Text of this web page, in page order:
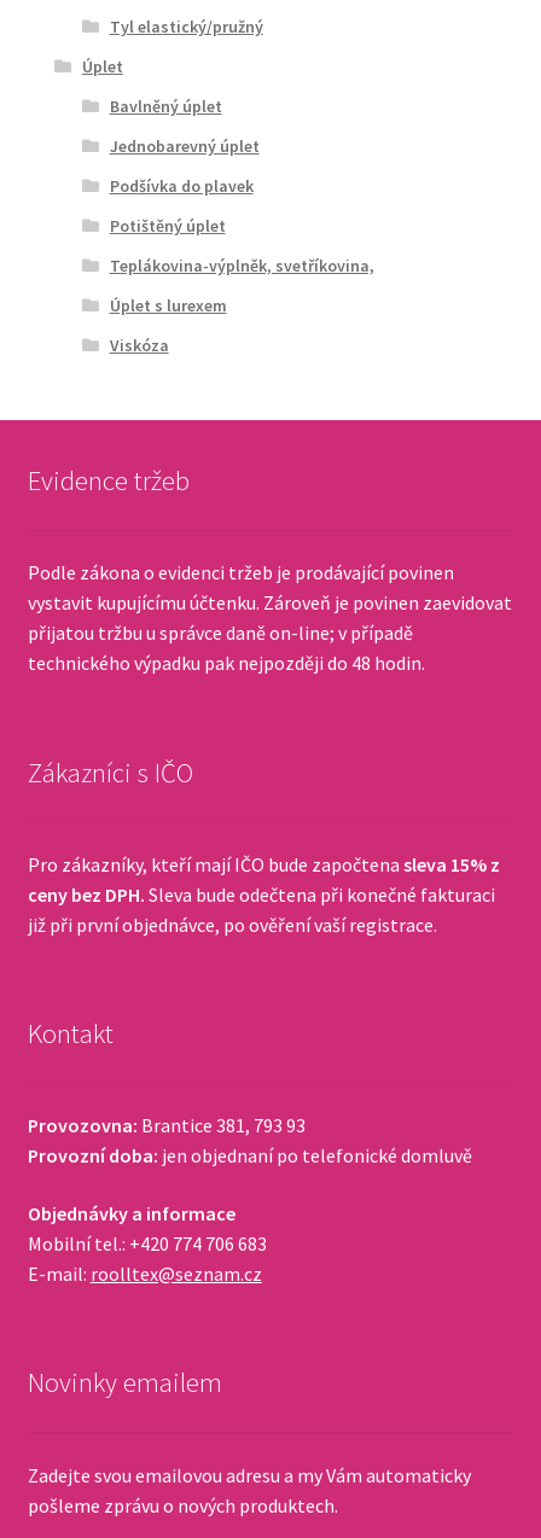
Tyl elastický/pružný
Úplet
Bavlněný úplet
Jednobarevný úplet
Podšívka do plavek
Potištěný úplet
Teplákovina-výplněk, svetříkovina,
Úplet s lurexem
Viskóza
Evidence tržeb
Podle zákona o evidenci tržeb je prodávající povinen
vystavit kupujícímu účtenku. Zároveň je povinen zaevidovat
přijatou tržbu u správce daně on-line; v případě
technického výpadku pak nejpozději do 48 hodin.
Zákazníci s IČO
Pro zákazníky, kteří mají IČO bude započtena sleva 15% z
ceny bez DPH. Sleva bude odečtena při konečné fakturaci
již při první objednávce, po ověření vaší registrace.
Kontakt
Provozovna: Brantice 381, 793 93
Provozní doba: jen objednaní po telefonické domluvě
Objednávky a informace
Mobilní tel.: +420 774 706 683
E-mail: roolltex@seznam.cz
Novinky emailem
Zadejte svou emailovou adresu a my Vám automaticky
pošleme zprávu o nových produktech.